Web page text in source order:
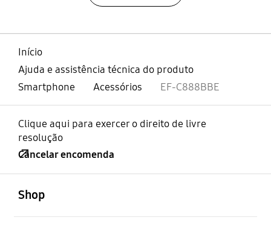
Início
Ajuda e assistência técnica do produto
Smartphone
Acessórios EF-C888BBE
Clique aqui para exercer o direito de livre
resolução
Cancelar encomenda
Shop